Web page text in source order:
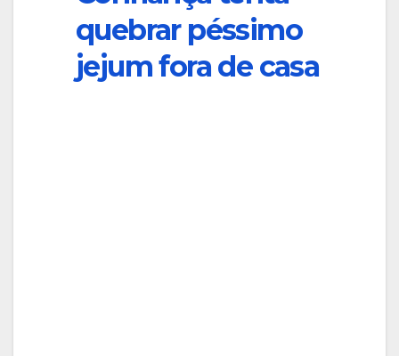
quebrar péssimo
jejum fora de casa